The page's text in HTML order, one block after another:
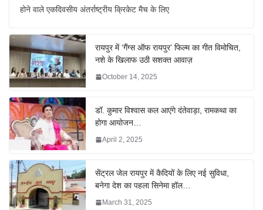
होने वाले एकदिवसीय अंतर्राष्ट्रीय क्रिकेट मैच के लिए
रायपुर में ‘गैंग्स ऑफ रायपुर’ फिल्म का गीत विमोचित,
नशे के खिलाफ उठी सशक्त आवाज़
October 14, 2025
डॉ. कुमार विश्वास कल आएंगे दंतेवाड़ा, रामकथा का
होगा आयोजन…
April 2, 2025
सेंट्रल जेल रायपुर में कैदियों के लिए नई सुविधा,
बनेगा देश का पहला सिनेमा हॉल…
March 31, 2025